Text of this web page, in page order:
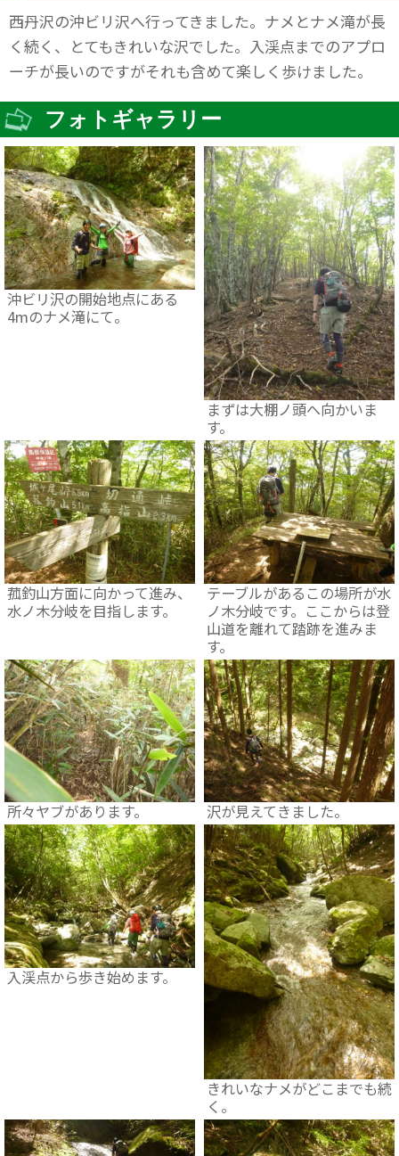
西丹沢の沖ビリ沢へ行ってきました。ナメとナメ滝が長
く続く、とてもきれいな沢でした。入渓点までのアプロ
ーチが長いのですがそれも含めて楽しく歩けました。
フォトギャラリー
沖ビリ沢の開始地点にある
4mのナメ滝にて。
まずは大棚ノ頭へ向かいま
す。
菰釣山方面に向かって進み、
水ノ木分岐を目指します。
テーブルがあるこの場所が水
ノ木分岐です。ここからは登
山道を離れて踏跡を進みま
す。
所々ヤブがあります。 沢が見えてきました。
入渓点から歩き始めます。
きれいなナメがどこまでも続
く。